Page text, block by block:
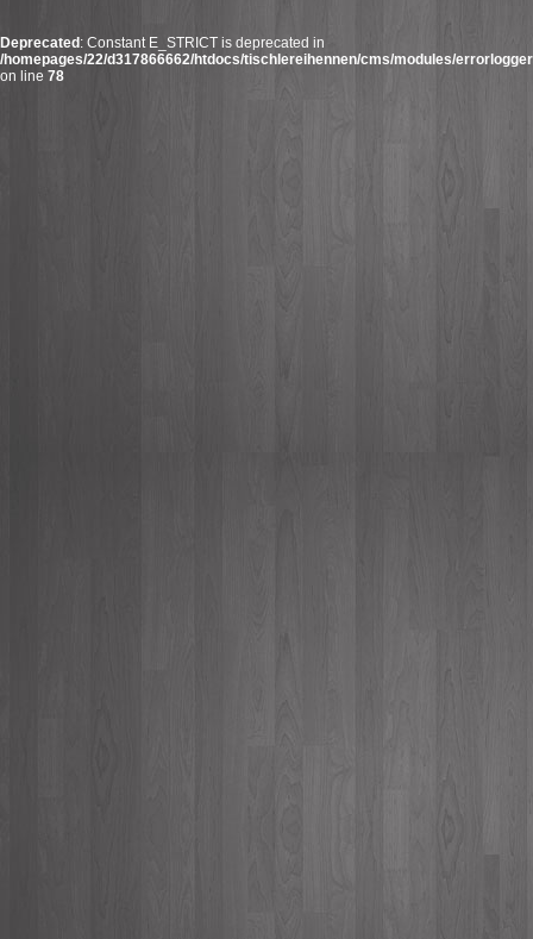
Deprecated: Constant E_STRICT is deprecated in
/homepages/22/d317866662/htdocs/tischlereihennen/cms/modules/
on line 78